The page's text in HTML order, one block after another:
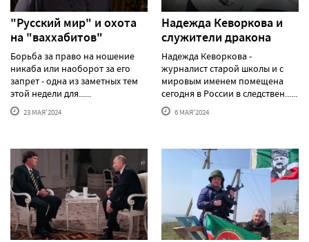
"Русский мир" и охота
на "ваххабитов"
Борьба за право на ношение
никаба или наоборот за его
запрет - одна из заметных тем
этой недели для......
23 МАЯ'2024
Надежда Кеворкова и
служители дракона
Надежда Кеворкова -
журналист старой школы и с
мировым именем помещена
сегодня в России в следствен......
6 МАЯ'2024